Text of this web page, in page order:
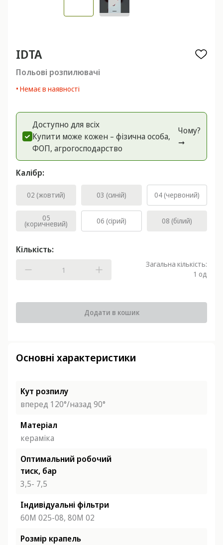
IDTA
Польові розпилювачі
• Немає в наявності
Доступно для всіх
Купити може кожен – фізична особа,
ФОП, агрогоспoдарство
Чому?
➞
Калібр:
02 (жовтий) 03 (синій) 04 (червоний)
05
(коричневий) 06 (сірий) 08 (білий)
Кількість:
Загальна кількість:
1 од
Додати в кошик
Основні характеристики
Кут розпилу
вперед 120°/назад 90°
Матеріал
кераміка
Оптимальний робочий
тиск, бар
3,5- 7,5
Індивідуальні фільтри
60М 025-08, 80М 02
Розмір крапель